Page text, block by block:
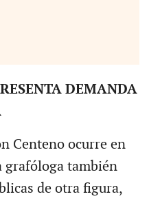
DEMANDA
Centeno ocurre en
grafóloga también
de otra figura,